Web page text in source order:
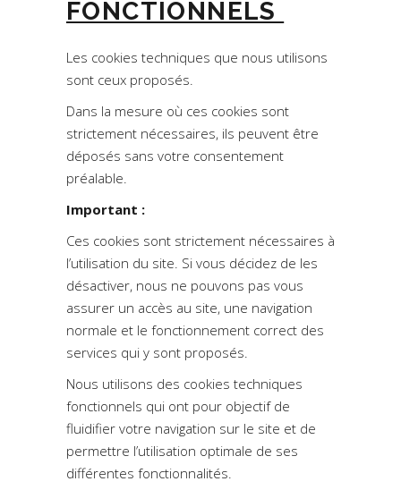
FONCTIONNELS
Les cookies techniques que nous utilisons
sont ceux proposés.
Dans la mesure où ces cookies sont
strictement nécessaires, ils peuvent être
déposés sans votre consentement
préalable.
Important :
Ces cookies sont strictement nécessaires à
l’utilisation du site. Si vous décidez de les
désactiver, nous ne pouvons pas vous
assurer un accès au site, une navigation
normale et le fonctionnement correct des
services qui y sont proposés.
Nous utilisons des cookies techniques
fonctionnels qui ont pour objectif de
fluidifier votre navigation sur le site et de
permettre l’utilisation optimale de ses
différentes fonctionnalités.